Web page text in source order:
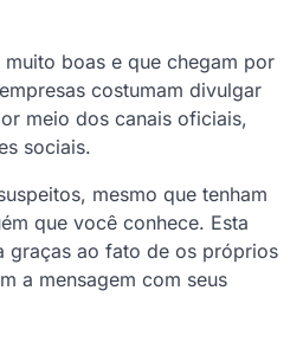
boas e que chegam por
costumam divulgar
meio dos canais oficiais,
sociais.
mesmo que tenham
que você conhece. Esta
graças ao fato de os próprios
a mensagem com seus